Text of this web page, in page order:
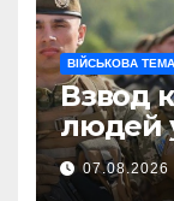
ВІЙСЬКОВА
Взвод
людей
07.08.2026